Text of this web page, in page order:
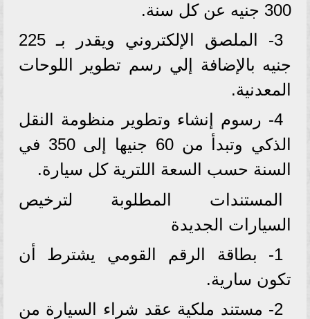
300 جنيه عن كل سنة.
3- الملصق الإلكتروني ويقدر بـ 225
جنيه بالإضافة إلي رسم تطوير اللوحات
المعدنية.
4- رسوم إنشاء وتطوير منظومة النقل
الذكي وتبدأ من 60 جنيها إلى 350 في
السنة حسب السعة اللترية كل سيارة.
المستندات المطلوبة لترخيص
السيارات الجديدة
1- بطاقة الرقم القومي يشترط أن
تكون سارية.
2- مستند ملكية عقد شراء السيارة من